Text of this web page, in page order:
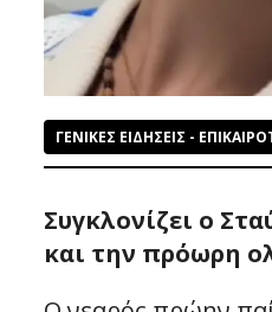
ΓΕΝΙΚΕΣ ΕΙΔΗΣΕΙΣ -
Συγκλονίζει ο
και την πρόωρη